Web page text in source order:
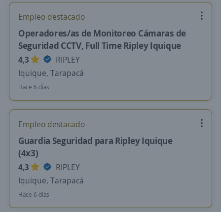
Empleo destacado
Operadores/as de Monitoreo Cámaras de
Seguridad CCTV, Full Time Ripley Iquique
4,3
RIPLEY
Iquique, Tarapacá
Hace 6 días
Empleo destacado
Guardia Seguridad para Ripley Iquique
(4x3)
4,3
RIPLEY
Iquique, Tarapacá
Hace 6 días